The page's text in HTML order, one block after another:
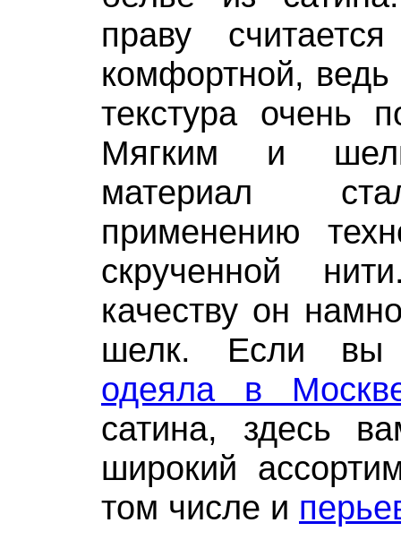
праву
комфортной, ведь
текстура очень
Мягким и
материал
применению
скрученной
качеству он
шелк. Если
одеяла в
сатина, здесь
широкий
том числе и